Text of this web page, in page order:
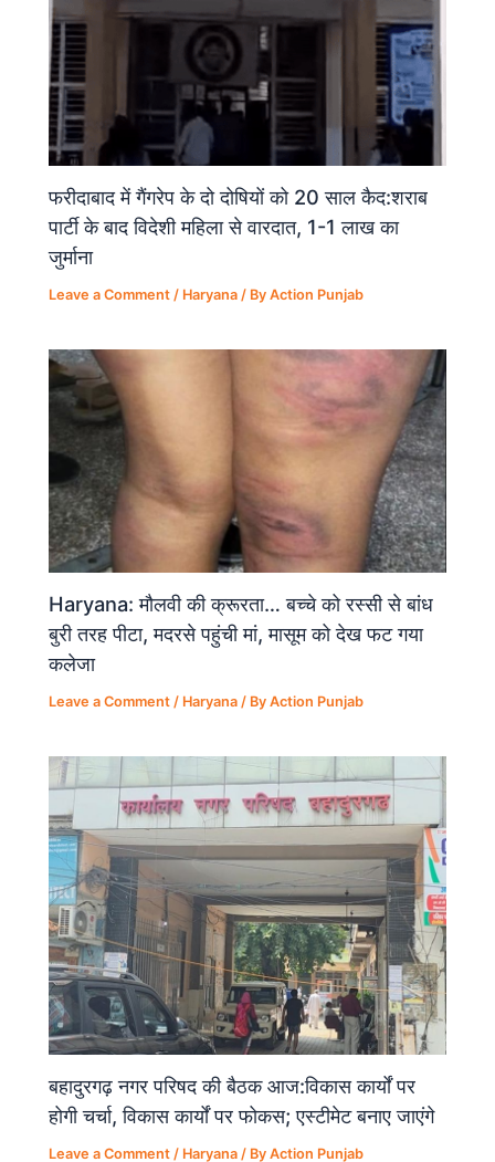
फरीदाबाद में गैंगरेप के दो दोषियों को 20 साल कैद:शराब
पार्टी के बाद विदेशी महिला से वारदात, 1-1 लाख का
जुर्माना
Leave a Comment / Haryana / ByAction Punjab
Haryana: मौलवी की क्रूरता… बच्चे को रस्सी से बांध
बुरी तरह पीटा, मदरसे पहुंची मां, मासूम को देख फट गया
कलेजा
Leave a Comment / Haryana / ByAction Punjab
बहादुरगढ़ नगर परिषद की बैठक आज:विकास कार्यों पर
होगी चर्चा, विकास कार्यों पर फोकस; एस्टीमेट बनाए जाएंगे
Leave a Comment / Haryana / ByAction Punjab